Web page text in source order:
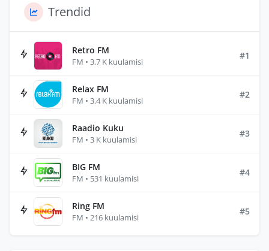
Trendid
Retro FM
FM • 3.7 K kuulamisi
#1
Relax FM
FM • 3.4 K kuulamisi
#2
Raadio Kuku
FM • 3 K kuulamisi
#3
BIG FM
FM • 531 kuulamisi
#4
Ring FM
FM • 216 kuulamisi
#5